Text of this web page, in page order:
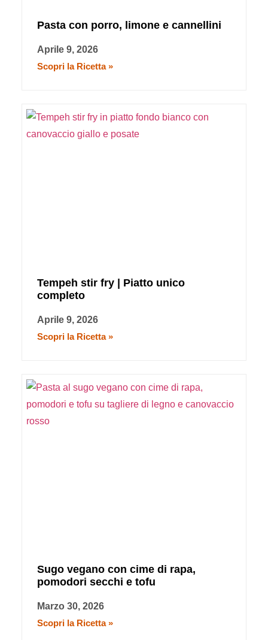
Pasta con porro, limone e cannellini
Aprile 9, 2026
Scopri la Ricetta »
Tempeh stir fry | Piatto unico
completo
Aprile 9, 2026
Scopri la Ricetta »
Sugo vegano con cime di rapa,
pomodori secchi e tofu
Marzo 30, 2026
Scopri la Ricetta »